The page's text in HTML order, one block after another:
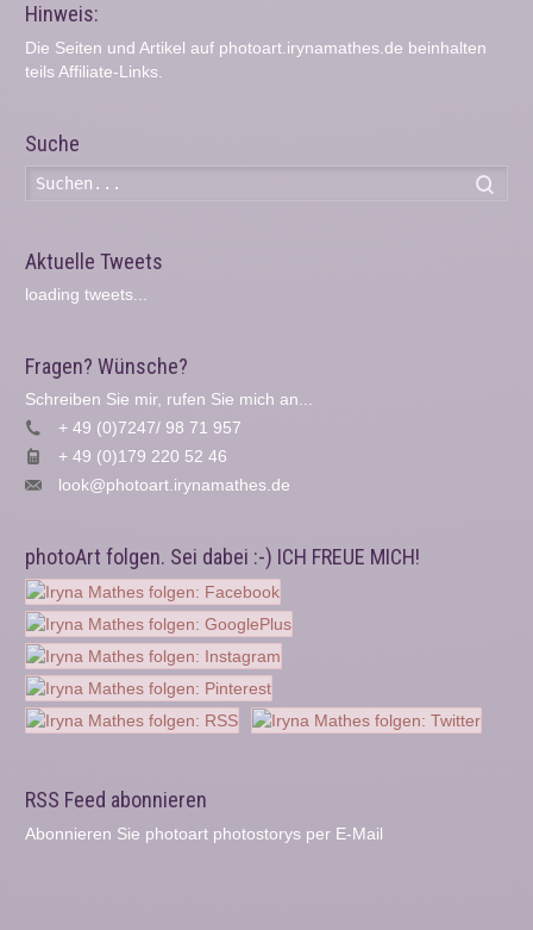
Hinweis:
Die Seiten und Artikel auf photoart.irynamathes.de beinhalten
teils Affiliate-Links.
Suche
Aktuelle Tweets
loading tweets...
Fragen? Wünsche?
Schreiben Sie mir, rufen Sie mich an...
+ 49 (0)7247/ 98 71 957
+ 49 (0)179 220 52 46
look@photoart.irynamathes.de
photoArt folgen. Sei dabei :-) ICH FREUE MICH!
RSS Feed abonnieren
Abonnieren Sie photoart photostorys per E-Mail